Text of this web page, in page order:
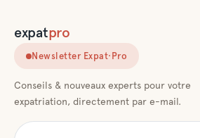
expatpro
Newsletter Expat·Pro
Conseils & nouveaux experts pour votre
expatriation, directement par e-mail.